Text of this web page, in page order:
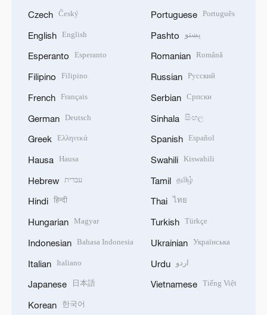
Czech Český
English English
Esperanto Esperanto
Filipino Filipino
French Français
German Deutsch
Greek Ελληνικά
Hausa Hausa
Hebrew עברית
Hindi हिन्दी
Hungarian Magyar
Indonesian Bahasa Indonesia
Italian Italiano
Japanese 日本語
Korean 한국어
Portuguese Português
Pashto پښتو
Romanian Română
Russian Русский
Serbian Српски
Sinhala සිංහල
Spanish Español
Swahili Kiswahili
Tamil தமிழ்
Thai ไทย
Turkish Türkçe
Ukrainian Українська
Urdu اردو
Vietnamese Tiếng Việt